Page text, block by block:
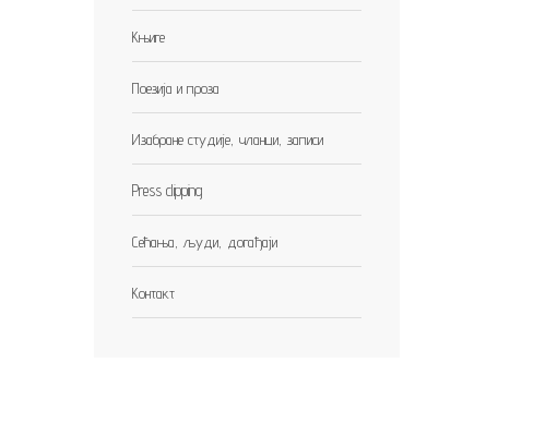
Књиге
Поезија и проза
Изабране студије, чланци, записи
Press clipping
Сећања, људи, догађаји
Контакт